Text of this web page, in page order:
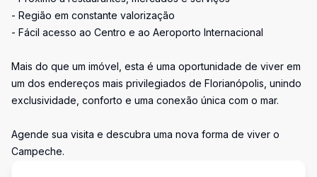
- Região em constante valorização
- Fácil acesso ao Centro e ao Aeroporto Internacional
Mais do que um imóvel, esta é uma oportunidade de viver em
um dos endereços mais privilegiados de Florianópolis, unindo
exclusividade, conforto e uma conexão única com o mar.
Agende sua visita e descubra uma nova forma de viver o
Campeche.